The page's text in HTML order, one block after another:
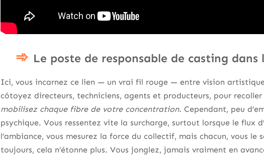
Le poste de responsable de casting dans
Ici, vous incarnez ce lien — un vrai fil rouge — entre vision
côtoyez directeurs, techniciens, agents et producteurs, pour
mobilisez chaque fibre de votre concentration. Cependant, peu
psychique. Vous ressentez vite la surcharge, surtout lorsque le flux
l’ambiance, vous mesurez la force du collectif, mais chacun, vous
toujours, cela n’étonne plus. Vous jonglez, jamais vraiment en